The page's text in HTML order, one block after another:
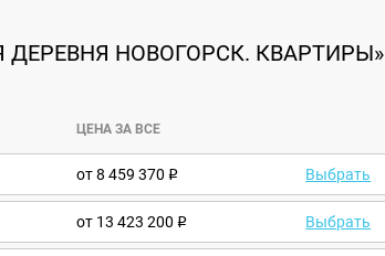
НОВОГОРСК.
ЦЕНА ЗА ВСЕ
от 8 459 370 Выбрать
от 13 423 200 Выбрать